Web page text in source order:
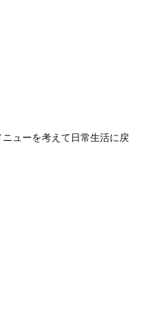
ューを考えて日常生活に戻